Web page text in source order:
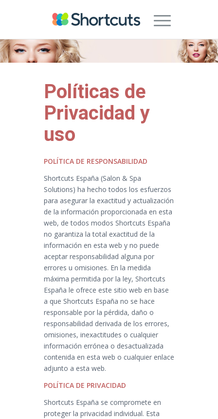
Políticas de
Privacidad y
uso
POLÍTICA DE RESPONSABILIDAD
Shortcuts España (Salon & Spa
Solutions) ha hecho todos los esfuerzos
para asegurar la exactitud y actualización
de la información proporcionada en esta
web, de todos modos Shortcuts España
no garantiza la total exactitud de la
información en esta web y no puede
aceptar responsabilidad alguna por
errores u omisiones. En la medida
máxima permitida por la ley, Shortcuts
España le ofrece este sitio web en base
a que Shortcuts España no se hace
responsable por la pérdida, daño o
responsabilidad derivada de los errores,
omisiones, inexactitudes o cualquier
información errónea o desactualizada
contenida en esta web o cualquier enlace
adjunto a esta web.
POLÍTICA DE PRIVACIDAD
Shortcuts España se compromete en
proteger la privacidad individual. Esta